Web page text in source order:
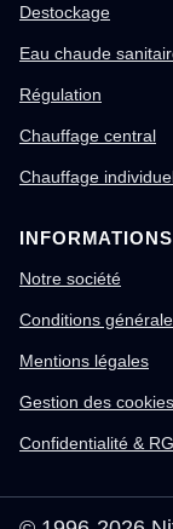
Destockage
Eau chaude
Régulation
Chauffage central
Chauffage
INFORMATIONS
Notre société
Conditions
Mentions légales
Gestion des cookies
Confidentialité &